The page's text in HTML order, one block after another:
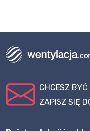
CHCESZ
ZAPISZ SIĘ